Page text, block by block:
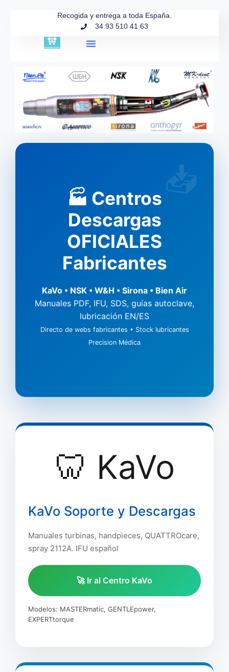
Recogida y entrega a toda España.
34 93 510 41 63
🏭 Centros
Descargas
OFICIALES
Fabricantes
KaVo • NSK • W&H • Sirona • Bien Air
Manuales PDF, IFU, SDS, guías autoclave,
lubricación EN/ES
Directo de webs fabricantes • Stock lubricantes
Precision Médica
🦷 KaVo
KaVo Soporte y Descargas
Manuales turbinas, handpieces, QUATTROcare,
spray 2112A. IFU español
🚀 Ir al Centro KaVo
Modelos: MASTERmatic, GENTLEpower,
EXPERTtorque